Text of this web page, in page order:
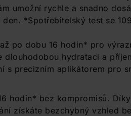
umožní rychle a snadno
*Spotřebitelský test se
po dobu 16 hodin* pro
dlouhodobou hydrataci a
s precizním aplikátorem pro
hodin* bez kompromisů.
získáte bezchybný vzhled